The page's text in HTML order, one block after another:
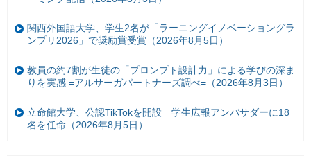
関西外国語大学、学生2名が「ラーニングイノベーショングラ
ンプリ2026」で奨励賞受賞（2026年8月5日）
教員の約7割が生徒の「プロンプト設計力」による学びの深ま
りを実感 =アルサーガパートナーズ調べ=（2026年8月3日）
立命館大学、公認TikTokを開設 学生広報アンバサダーに18
名を任命（2026年8月5日）